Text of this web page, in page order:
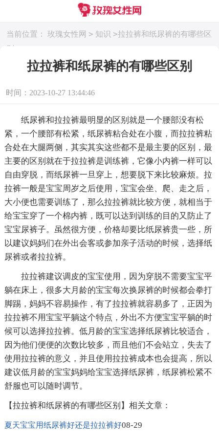
当前位置： 玫瑰女性网 > 知识 >拉拉裤和纸尿裤的有哪些区
别
拉拉裤和纸尿裤的有哪些区别
时间：2023-10-27 13:44:46
纸尿裤和拉拉裤最明显的区别就是一个腰部没有松
紧，一个腰部有松紧，纸尿裤粘合处在小腹，而拉拉裤粘
合处在大腿两侧，其实其实这些都不是最主要的区别，最
主要的区别就在于拉拉裤是训练裤，它像小内裤一样可以
自由穿脱，而纸尿裤一旦穿上，想要脱下来比较麻烦。拉
拉裤一般是宝宝周岁之后使用，宝宝会坐、爬、走之后，
大小便也需要训练了，那么拉拉裤就比较方便，就相当于
给宝宝穿了一个棉内裤，既可以达到训练的目的又防止了
宝宝尿裤子。虽然很方便，价格却要比纸尿裤贵一些，所
以建议妈妈们在外出会客或参加亲子活动的时候，选择纸
尿裤或者拉拉裤。
拉拉裤建议调皮的宝宝使用，因为穿脱不需要宝宝平
躺在床上，很多大月龄的宝宝每次换尿裤的时候都会拳打
脚踢，妈妈不容易操作，有了拉拉裤就容易多了，正因为
拉拉裤不用宝宝平躺这个特点，外出不方便宝宝平躺的时
候可以选择拉拉裤。低月龄的宝宝选择纸尿裤比较适合，
因为他们便便的次数比较多，而且他们不会站立，失去了
使用拉拉裤的意义，并且使用拉拉裤成本也会提高，所以
建议低月龄的宝宝妈妈给宝宝选择纸尿裤，纸尿裤松紧不
舒服也可以随时调节。
【拉拉裤和纸尿裤的有哪些区别】相关文章：
夏天宝宝用纸尿裤好还是拉拉裤好08-29